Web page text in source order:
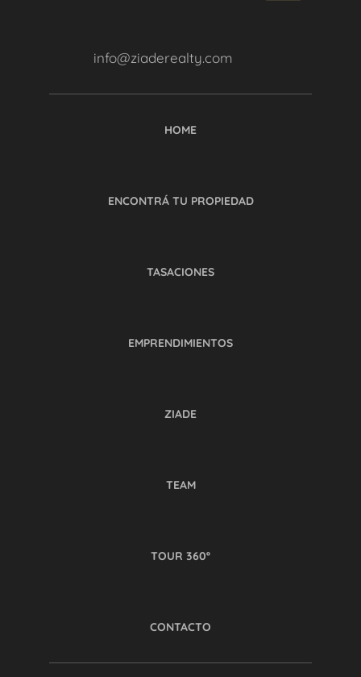
info@ziaderealty.com
HOME
ENCONTRÁ TU PROPIEDAD
TASACIONES
EMPRENDIMIENTOS
ZIADE
TEAM
TOUR 360º
CONTACTO